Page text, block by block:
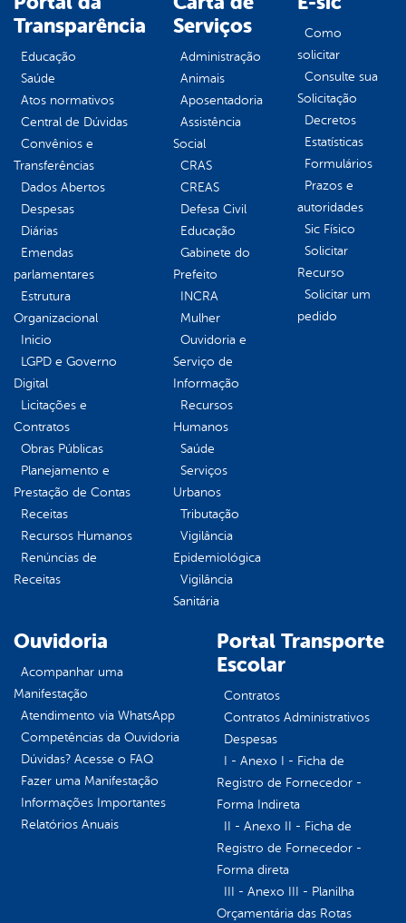
Transparência
Educação
Saúde
Atos normativos
Central de Dúvidas
Convênios e
Transferências
Dados Abertos
Despesas
Diárias
Emendas
parlamentares
Estrutura
Organizacional
Inicio
LGPD e Governo
Digital
Licitações e
Contratos
Obras Públicas
Planejamento e
Prestação de Contas
Receitas
Recursos Humanos
Renúncias de
Receitas
Serviços
Administração
Animais
Aposentadoria
Assistência
Social
CRAS
CREAS
Defesa Civil
Educação
Gabinete do
Prefeito
INCRA
Mulher
Ouvidoria e
Serviço de
Informação
Recursos
Humanos
Saúde
Serviços
Urbanos
Tributação
Vigilância
Epidemiológica
Vigilância
Sanitária
Como
solicitar
Consulte sua
Solicitação
Decretos
Estatísticas
Formulários
Prazos e
autoridades
Sic Físico
Solicitar
Recurso
Solicitar um
pedido
Ouvidoria
Acompanhar uma
Manifestação
Atendimento via WhatsApp
Competências da Ouvidoria
Dúvidas? Acesse o FAQ
Fazer uma Manifestação
Informações Importantes
Relatórios Anuais
Portal Transporte
Escolar
Contratos
Contratos Administrativos
Despesas
I - Anexo I - Ficha de
Registro de Fornecedor -
Forma Indireta
II - Anexo II - Ficha de
Registro de Fornecedor -
Forma direta
III - Anexo III - Planilha
Orçamentária das Rotas